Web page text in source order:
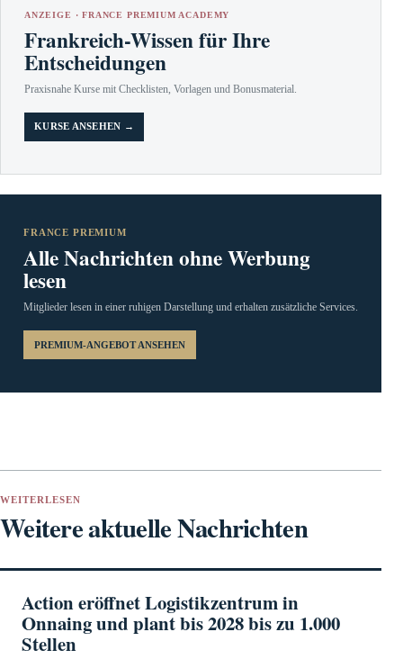
ANZEIGE · FRANCE PREMIUM ACADEMY
Frankreich-Wissen für Ihre
Entscheidungen
Praxisnahe Kurse mit Checklisten, Vorlagen und Bonusmaterial.
KURSE ANSEHEN →
FRANCE PREMIUM
Alle Nachrichten ohne Werbung
lesen
Mitglieder lesen in einer ruhigen Darstellung und erhalten zusätzliche Services.
PREMIUM-ANGEBOT ANSEHEN
WEITERLESEN
Weitere aktuelle Nachrichten
Action eröffnet Logistikzentrum in
Onnaing und plant bis 2028 bis zu 1.000
Stellen